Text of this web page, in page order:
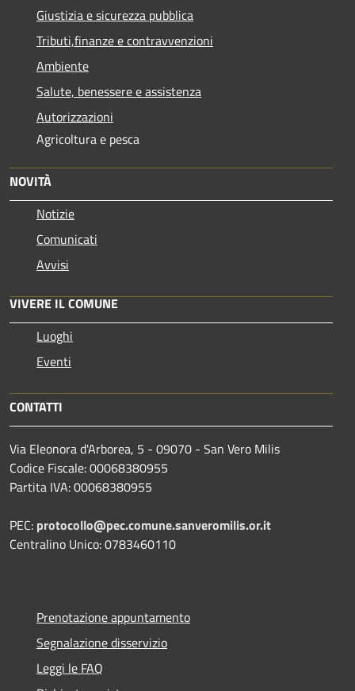
Giustizia e sicurezza pubblica
Tributi,finanze e contravvenzioni
Ambiente
Salute, benessere e assistenza
Autorizzazioni
Agricoltura e pesca
NOVITÀ
Notizie
Comunicati
Avvisi
VIVERE IL COMUNE
Luoghi
Eventi
CONTATTI
Via Eleonora d'Arborea, 5 - 09070 - San Vero Milis
Codice Fiscale: 00068380955
Partita IVA: 00068380955
PEC: protocollo@pec.comune.sanveromilis.or.it
Centralino Unico: 0783460110
Prenotazione appuntamento
Segnalazione disservizio
Leggi le FAQ